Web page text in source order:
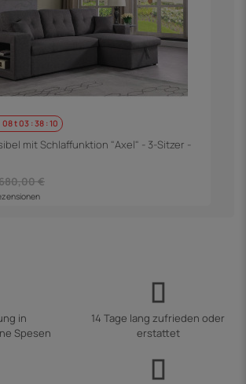
08t03 :38 :09
mit Schlaffunktion "Axel" - 3-Sitzer -
€
in
Spesen
14 Tage lang zufrieden oder
erstattet